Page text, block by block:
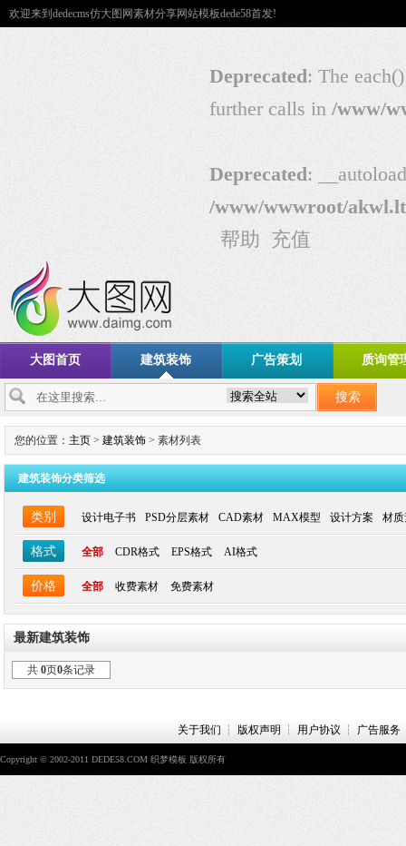
欢迎来到dedecms仿大图网素材分享网站模板dede58首发!
Deprecated: The
further calls in /www/
Deprecated:
/www/wwwroot/
帮助 充值
大图首页 建筑装饰 广告策划 质询管
您的位置： 主页 > 建筑装饰 > 素材列表
建筑装饰分类筛选
类别 设计电子书 PSD分层素材 CAD素材 MAX模型 设计方案 材
格式 全部 CDR格式 EPS格式 AI格式
价格 全部 收费素材 免费素材
最新建筑装饰
共 0页0条记录
关于我们 ┆ 版权声明 ┆ 用户协议 ┆ 广告服务
Copyright © 2002-2011 DEDE58.COM 织梦模板 版权所有